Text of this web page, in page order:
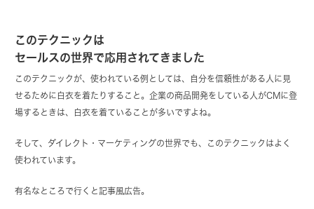
このテクニックは
セールスの世界で応用されてきました
このテクニックが、使われている例としては、自分を信頼性がある人に見
せるために白衣を着たりすること。企業の商品開発をしている人がCMに登
場するときは、白衣を着ていることが多いですよね。
そして、ダイレクト・マーケティングの世界でも、このテクニックはよく
使われています。
有名なところで行くと記事風広告。